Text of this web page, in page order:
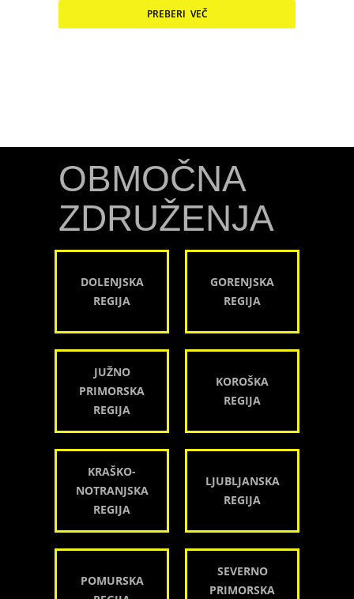
PREBERI VEČ
OBMOČNA
ZDRUŽENJA
DOLENJSKA
REGIJA
GORENJSKA
REGIJA
JUŽNO
PRIMORSKA
REGIJA
KOROŠKA
REGIJA
KRAŠKO-
NOTRANJSKA
REGIJA
LJUBLJANSKA
REGIJA
POMURSKA
SEVERNO
PRIMORSKA